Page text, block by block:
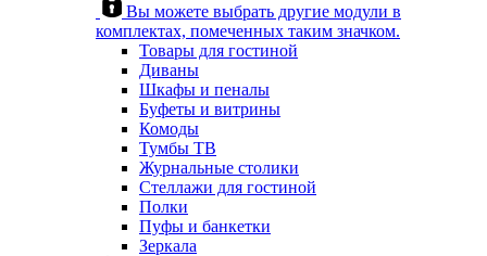
Вы можете выбрать другие модули в
комплектах, помеченных таким значком.
Товары для гостиной
Диваны
Шкафы и пеналы
Буфеты и витрины
Комоды
Тумбы ТВ
Журнальные столики
Стеллажи для гостиной
Полки
Пуфы и банкетки
Зеркала